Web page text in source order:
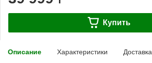
Купить
Описание Характеристики Доставка